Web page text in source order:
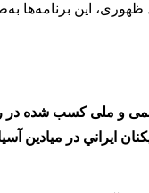
ظهوری، این برنامه‌ها
و ملی كسب شده
ايراني در ميادين